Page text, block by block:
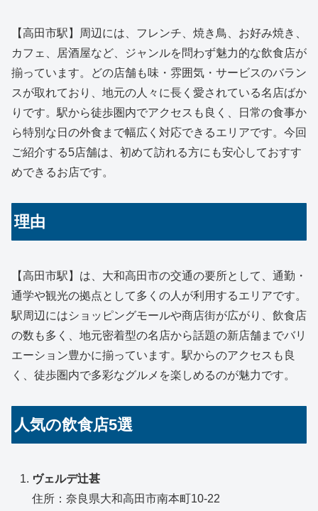
【高田市駅】周辺には、フレンチ、焼き鳥、お好み焼き、
カフェ、居酒屋など、ジャンルを問わず魅力的な飲食店が
揃っています。どの店舗も味・雰囲気・サービスのバラン
スが取れており、地元の人々に長く愛されている名店ばか
りです。駅から徒歩圏内でアクセスも良く、日常の食事か
ら特別な日の外食まで幅広く対応できるエリアです。今回
ご紹介する5店舗は、初めて訪れる方にも安心しておすす
めできるお店です。
理由
【高田市駅】は、大和高田市の交通の要所として、通勤・
通学や観光の拠点として多くの人が利用するエリアです。
駅周辺にはショッピングモールや商店街が広がり、飲食店
の数も多く、地元密着型の名店から話題の新店舗までバリ
エーション豊かに揃っています。駅からのアクセスも良
く、徒歩圏内で多彩なグルメを楽しめるのが魅力です。
人気の飲食店5選
ヴェルデ辻甚
住所：奈良県大和高田市南本町10-22